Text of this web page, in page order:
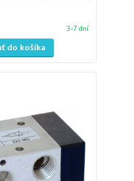
3-7 dní
do košíka